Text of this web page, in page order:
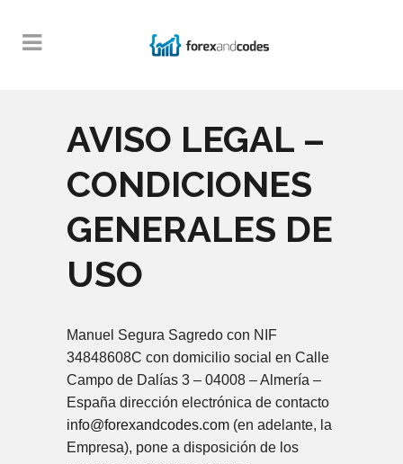
AVISO LEGAL –
CONDICIONES
GENERALES DE
USO
Manuel Segura Sagredo con NIF
34848608C con domicilio social en Calle
Campo de Dalías 3 – 04008 – Almería –
España dirección electrónica de contacto
info@forexandcodes.com (en adelante, la
Empresa), pone a disposición de los